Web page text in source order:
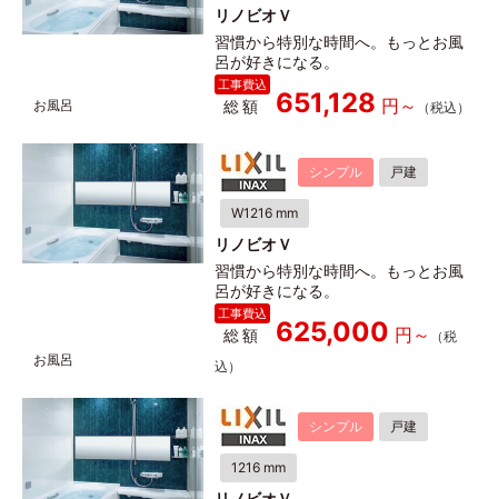
リノビオＶ
習慣から特別な時間へ。もっとお風
呂が好きになる。
総額 651,128
シンプル 戸建
W1216 mm
リノビオＶ
習慣から特別な時間へ。もっとお風
呂が好きになる。
総額 625,000
シンプル 戸建
1216 mm